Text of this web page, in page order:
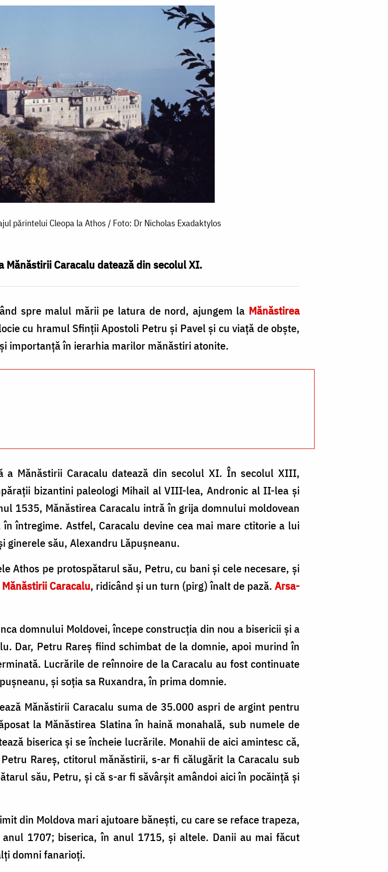
părintelui Cleopa la Athos / Foto: Dr Nicholas Exadaktylos
Caracalu datează din secolul XI.
spre malul mării pe latura de nord, ajungem la Mănăstirea
cu hra­mul Sfinţii Apostoli Petru şi Pavel şi cu viaţă de obşte,
importanţă în ierarhia marilor mănăstiri atonite.
a Mănăs­tirii Caracalu datează din secolul XI. În secolul XIII,
bizantini paleologi Mihail al VIII-lea, Andronic al II-lea şi
1535, Mănăstirea Caracalu intră în grija domnului moldovean
întregime. Astfel, Caracalu devine cea mai mare ctitorie a lui
ginerele său, Alexandru Lăpuşneanu.
Athos pe protospătarul său, Petru, cu bani şi cele necesare, şi
Caracalu, ridicând şi un turn (pirg) înalt de pază. Arsa­
dom­nului Moldovei, începe construcţia din nou a bisericii şi a
Dar, Petru Rareş fiind schimbat de la domnie, apoi murind în
Lucrările de reînnoire de la Caracalu au fost continuate
şi soţia sa Ruxandra, în prima domnie.
Mănăstirii Caracalu suma de 35.000 aspri de argint pentru
la Mănăstirea Slatina în haină monahală, sub numele de
biserica şi se încheie lucrările. Monahii de aici amintesc că,
Rareş, ctitorul mănăstirii, s-ar fi călugărit la Caracalu sub
său, Petru, şi că s-ar fi săvârşit amândoi aici în pocăinţă şi
din Moldova mari ajutoare băneşti, cu care se reface trape­za,
1707; biserica, în anul 1715, şi altele. Danii au mai făcut
domni fanarioţi.